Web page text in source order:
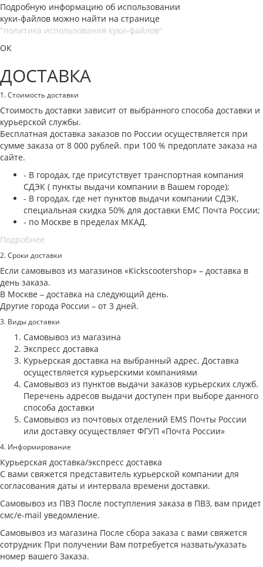
Подробную информацию об использовании
куки-файлов можно найти на странице
"политика использования куки-файлов"
ОК
ДОСТАВКА
1. Стоимость доставки
Стоимость доставки зависит от выбранного способа доставки и
курьерской службы.
Бесплатная доставка заказов по России осуществляется при
сумме заказа от 8 000 рублей. при 100 % предоплате заказа на
сайте.
- В городах, где присутствует транспортная компания
СДЭК ( пункты выдачи компании в Вашем городе);
- В городах, где нет пунктов выдачи компании СДЭК,
специальная скидка 50% для доставки ЕМС Почта России;
- по Москве в пределах МКАД.
Подробнее
2. Cроки доставки
Если самовывоз из магазинов «Кickscootershop» – доставка в
день заказа.
В Москве – доставка на следующий день.
Другие города России – от 3 дней.
3. Виды доставки
Самовывоз из магазина
Экспресс доставка
Курьерская доставка на выбранный адрес. Доставка
осуществляется курьерскими компаниями
Самовывоз из пунктов выдачи заказов курьерских служб.
Перечень адресов выдачи доступен при выборе данного
способа доставки
Самовывоз из почтовых отделений EMS Почты России
или доставку осуществляет ФГУП «Почта России»
4. Информирование
Курьерская доставка/экспресс доставка
С вами свяжется представитель курьерской компании для
согласования даты и интервала времени доставки.
Самовывоз из ПВЗ После поступления заказа в ПВЗ, вам придет
смс/e-mail уведомление.
Самовывоз из магазина После сбора заказа с вами свяжется
сотрудник При получении Вам потребуется назвать/указать
номер вашего Заказа.